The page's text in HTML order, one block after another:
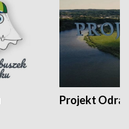
Projekt Odra